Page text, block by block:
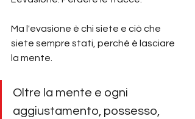
Ma l'evasione è chi siete e ciò che
siete sempre stati, perché è lasciare
la mente.
Oltre la mente e ogni
aggiustamento, possesso,